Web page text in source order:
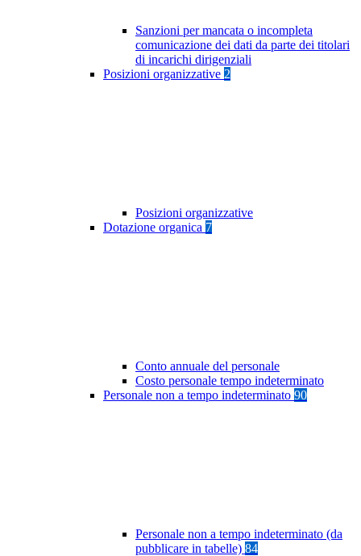
Sanzioni per mancata o incompleta
comunicazione dei dati da parte dei titolari
di incarichi dirigenziali
Posizioni organizzative 2
Posizioni organizzative
Dotazione organica 7
Conto annuale del personale
Costo personale tempo indeterminato
Personale non a tempo indeterminato 90
Personale non a tempo indeterminato (da
pubblicare in tabelle) 84